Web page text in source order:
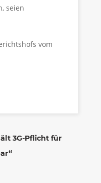
seien
vom
3G-Pflicht für